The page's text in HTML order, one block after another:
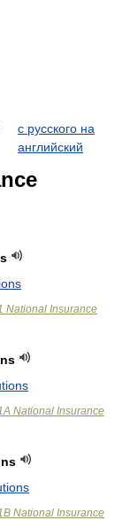
с русского на
английский
National Insurance
National Insurance
National Insurance